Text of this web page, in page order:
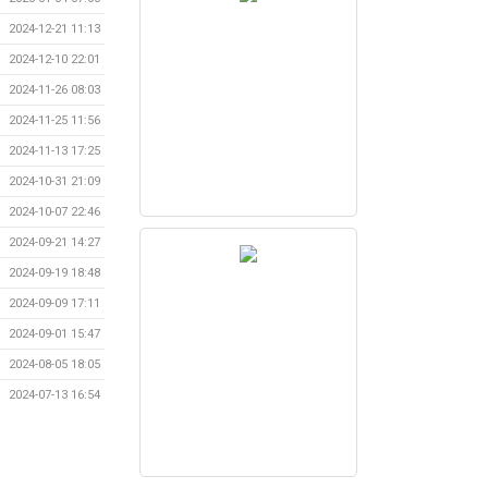
2024-12-21 11:13
2024-12-10 22:01
2024-11-26 08:03
2024-11-25 11:56
2024-11-13 17:25
2024-10-31 21:09
2024-10-07 22:46
2024-09-21 14:27
2024-09-19 18:48
2024-09-09 17:11
2024-09-01 15:47
2024-08-05 18:05
2024-07-13 16:54